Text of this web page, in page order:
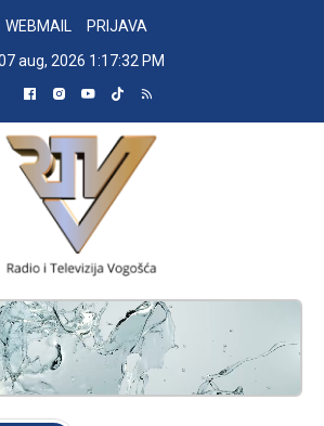
WEBMAIL
PRIJAVA
aug, 2026 1:17:33 PM
TELEVIZIJA VOGOŠĆA